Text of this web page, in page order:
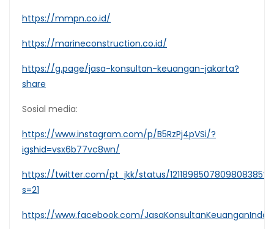
https://mmpn.co.id/
https://marineconstruction.co.id/
https://g.page/jasa-konsultan-keuangan-jakarta?
share
Sosial media:
https://www.instagram.com/p/B5RzPj4pVSi/?
igshid=vsx6b77vc8wn/
https://twitter.com/pt_jkk/status/1211898507809808385?
s=21
https://www.facebook.com/